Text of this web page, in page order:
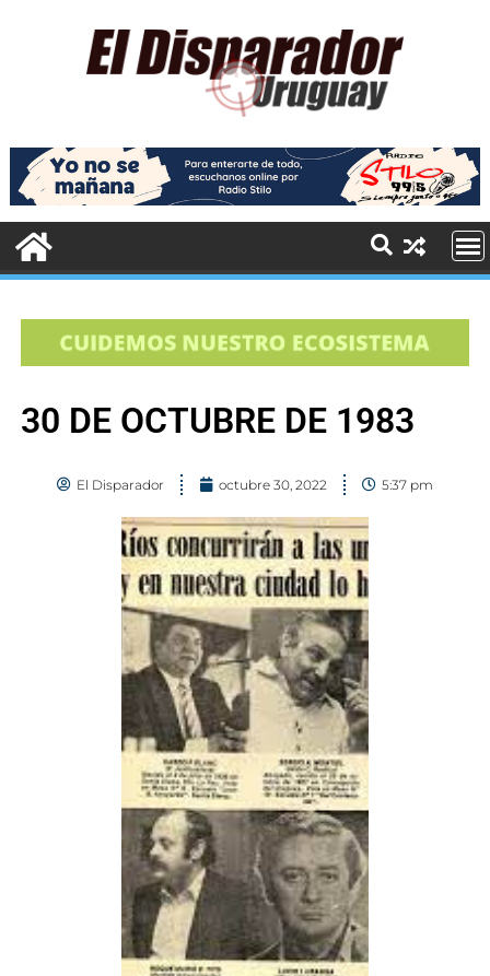
30 DE OCTUBRE DE 1983
El Disparador octubre 30, 2022 5:37 pm